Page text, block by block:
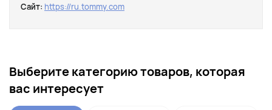
Сайт: https://ru.tommy.com
Выберите категорию товаров, которая
вас интересует